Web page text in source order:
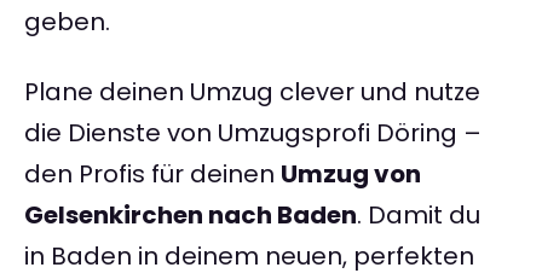
geben.
Plane deinen Umzug clever und nutze
die Dienste von Umzugsprofi Döring –
den Profis für deinen Umzug von
Gelsenkirchen nach Baden. Damit du
in Baden in deinem neuen, perfekten